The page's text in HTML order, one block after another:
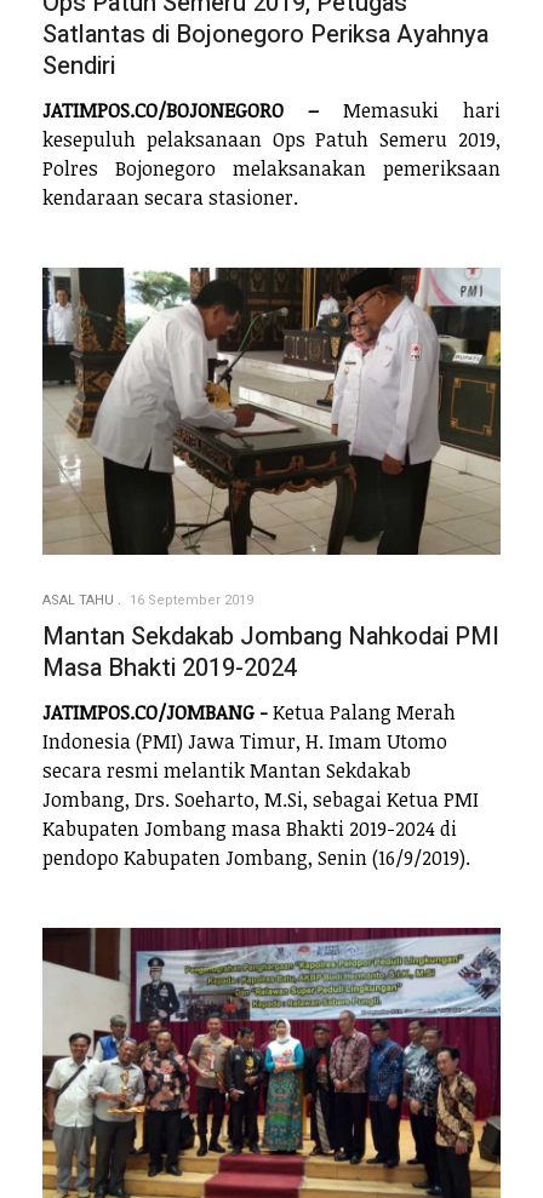
Satlantas di Bojonegoro Periksa Ayahnya
Sendiri
JATIMPOS.CO/BOJONEGORO – Memasuki hari
kesepuluh pelaksanaan Ops Patuh Semeru 2019,
Polres Bojonegoro melaksanakan pemeriksaan
kendaraan secara stasioner.
ASAL TAHU 16 September 2019
Mantan Sekdakab Jombang Nahkodai PMI
Masa Bhakti 2019-2024
JATIMPOS.CO/JOMBANG -Ketua Palang Merah
Indonesia (PMI) Jawa Timur, H. Imam Utomo
secara resmi melantik Mantan Sekdakab
Jombang, Drs. Soeharto, M.Si, sebagai Ketua PMI
Kabupaten Jombang masa Bhakti 2019-2024 di
pendopo Kabupaten Jombang, Senin (16/9/2019).